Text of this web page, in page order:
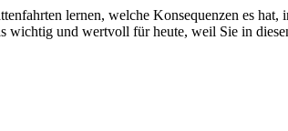
lernen, welche Konsequenzen es hat,
und wertvoll für heute, weil Sie in